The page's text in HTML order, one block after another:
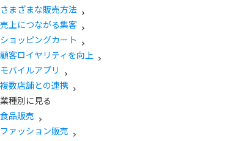
さまざまな販売方法
売上につながる集客
ショッピングカート
顧客ロイヤリティを向上
モバイルアプリ
複数店舗との連携
業種別に見る
食品販売
ファッション販売